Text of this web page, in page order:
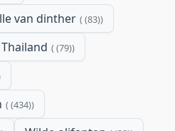
van dinther (83)
(79)
(434)